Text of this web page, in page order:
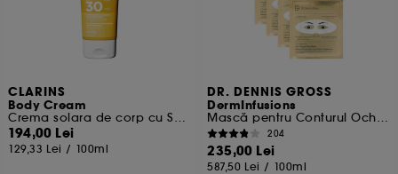
CLARINS
Body Cream
Crema solara de corp cu SPF30
194,00 Lei
129,33 Lei / 100ml
DR. DENNIS GROSS
DermInfusions
Mască pentru Conturul Ochilor cu Efect de Ridicare + Regenerare
204
235,00 Lei
587,50 Lei / 100ml